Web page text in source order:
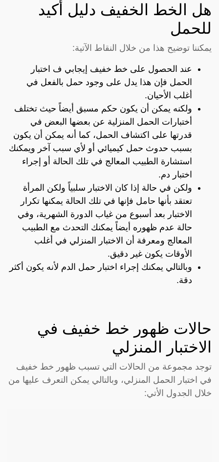
هل الخط الخفيف دليل أكيد
للحمل
يمكننا توضيح هذا من خلال النقاط الآتية:
عند الحصول على خط خفيف إيجابي ف اختبار
الحمل فإن هذا يدل على وجود حمل بالفعل في
أغلب الأحيان.
ولكنه يمكن أن يكون حكم مسبق أيضاً حيث تختلف
أختبارات الحمل المنزلية عن بعضها البعض في
قدرتها على اكتشاف الحمل، كما أنه يمكن أن يكون
بسبب حدوث حمل كيميائي أو لأي سبب آخر ويمكنك
استشارة الطبيب المعالج في تلك الحالة أو إجراء
اختبار دم.
ولكن في حالة إذا كان الاختبار سلبياً ولكن المرأة
تعتقد بأنها حامل فإنها في تلك الحالة يمكنها تكرار
الاختبار بعد أسبوع من غياب الدورة الشهرية، وفي
حالة عدم ظهوره أيضاً يمكنك التحدث مع الطبيب
المعالج ومعرفة أن الاختبار المنزلي في أغلب
الأوقات يكون غير دقيق.
وبالتالي يمكنك إجراء اختبار حمل الدم لأنه يكون أكثر
دقة.
حالات ظهور خط خفيف في
الاختبار المنزلي
توجد مجموعة من الحالات التي تسبب ظهور خط خفيف
في اختبار الحمل المنزلي، وبالتالي يمكن التعرف عليها من
خلال الجدول الأتي: